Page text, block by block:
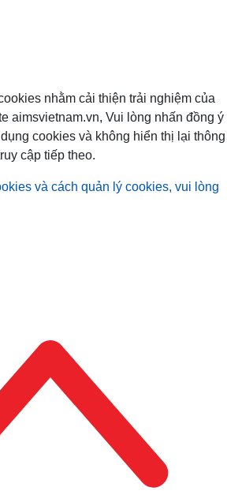
nhằm cải thiện trải nghiệm của
aimsvietnam.vn, Vui lòng nhấn đồng ý
cookies và không hiển thị lại thông
cập tiếp theo.
và cách quản lý cookies, vui lòng